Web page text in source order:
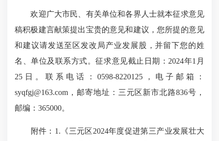
欢迎广大市民、有关单位和各界人士就本征求意见
稿积极建言献策提出宝贵的意见和建议，您所提的意见
和建议请发送至区发改局产业发展股，并留下您的姓
名、单位及联系方式。征求意见截止日期：2024年1月
25日。联系电话：0598-8220125，电子邮箱：
syqfgj@163.com，邮寄地址：三元区新市北路836号，
邮编：365000。
附件：1.《三元区2024年度促进第三产业发展壮大